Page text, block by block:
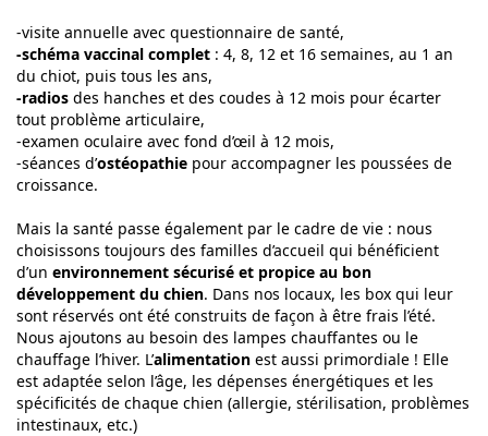
-visite annuelle avec questionnaire de santé,
-schéma vaccinal complet : 4, 8, 12 et 16 semaines, au 1 an
du chiot, puis tous les ans,
-radios des hanches et des coudes à 12 mois pour écarter
tout problème articulaire,
-examen oculaire avec fond d’œil à 12 mois,
-séances d’ostéopathie pour accompagner les poussées de
croissance.
Mais la santé passe également par le cadre de vie : nous
choisissons toujours des familles d’accueil qui bénéficient
d’un environnement sécurisé et propice au bon
développement du chien. Dans nos locaux, les box qui leur
sont réservés ont été construits de façon à être frais l’été.
Nous ajoutons au besoin des lampes chauffantes ou le
chauffage l’hiver. L’alimentation est aussi primordiale ! Elle
est adaptée selon l’âge, les dépenses énergétiques et les
spécificités de chaque chien (allergie, stérilisation, problèmes
intestinaux, etc.)